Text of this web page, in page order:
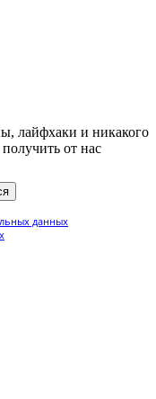
лайфхаки и никакого
от нас
данных